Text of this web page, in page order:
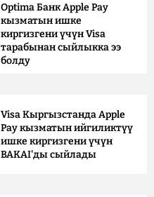
Optima Банк Apple Pay
кызматын ишке
киргизгени үчүн Visa
тарабынан сыйлыкка ээ
болду
Visa Кыргызстанда Apple
Pay кызматын ийгиликтүү
ишке киргизгени үчүн
BAKAI'ды сыйлады